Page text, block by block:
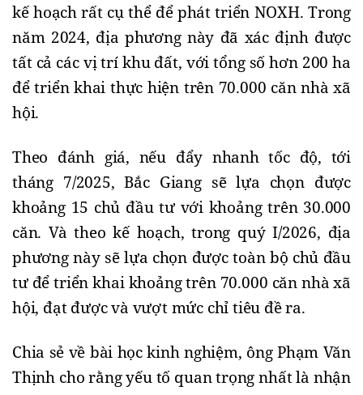
kế hoạch rất cụ thể để phát triển NOXH. Trong
năm 2024, địa phương này đã xác định được
tất cả các vị trí khu đất, với tổng số hơn 200 ha
để triển khai thực hiện trên 70.000 căn nhà xã
hội.
Theo đánh giá, nếu đẩy nhanh tốc độ, tới
tháng 7/2025, Bắc Giang sẽ lựa chọn được
khoảng 15 chủ đầu tư với khoảng trên 30.000
căn. Và theo kế hoạch, trong quý I/2026, địa
phương này sẽ lựa chọn được toàn bộ chủ đầu
tư để triển khai khoảng trên 70.000 căn nhà xã
hội, đạt được và vượt mức chỉ tiêu đề ra.
Chia sẻ về bài học kinh nghiệm, ông Phạm Văn
Thịnh cho rằng yếu tố quan trọng nhất là nhận